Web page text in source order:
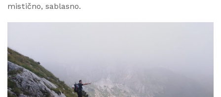
mistično, sablasno.